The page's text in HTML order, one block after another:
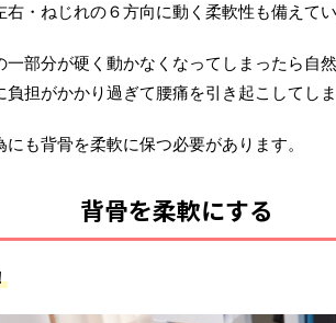
・ねじれの６方向に動く柔軟性も備えてい
一部分が硬く動かなくなってしまったら自
担がかかり過ぎて腰痛を引き起こしてし
も背骨を柔軟に保つ必要があります。
背骨を柔軟にする